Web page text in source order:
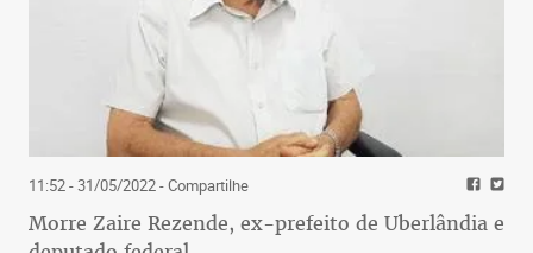
11:52 - 31/05/2022- Compartilhe
Morre Zaire Rezende, ex-prefeito de Uberlândia e